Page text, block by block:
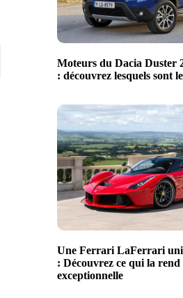
Moteurs du Dacia Duster
: découvrez lesquels sont
Une Ferrari LaFerrari
: Découvrez ce qui la rend
exceptionnelle